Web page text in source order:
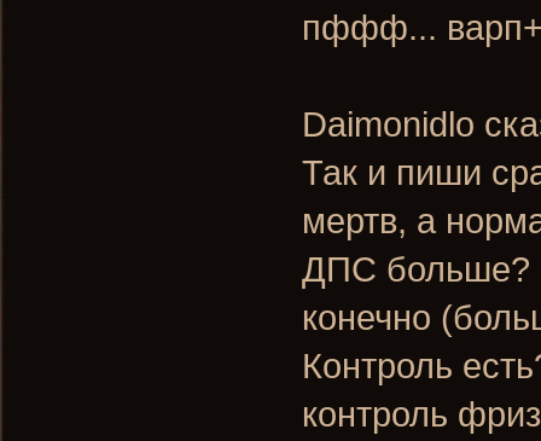
пффф...
Daimonidlo
Так и пиши
мертв, а
ДПС больше?
конечно
Контроль
контроль